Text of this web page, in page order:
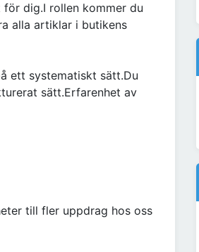
dig.I rollen kommer du
alla artiklar i butikens
ett systematiskt sätt.Du
sätt.Erfarenhet av
till fler uppdrag hos oss